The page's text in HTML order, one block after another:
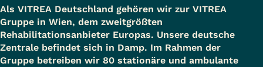
Als VITREA Deutschland gehören wir zur VITREA
Gruppe in Wien, dem zweitgrößten
Rehabilitationsanbieter Europas. Unsere deutsche
Zentrale befindet sich in Damp. Im Rahmen der
Gruppe betreiben wir 80 stationäre und ambulante